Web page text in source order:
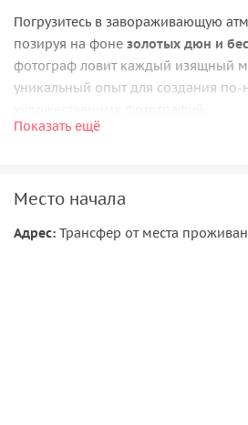
Погрузитесь в завораживающую
позируя на фоне золотых дюн и
фотограф ловит каждый изящный
уникальный опыт для создания по-
великолепными фотографиями и
Показать ещё
Место начала
Адрес: Трансфер от места